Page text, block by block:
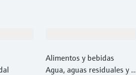
Alimentos y bebidas
Agua, aguas residuales y r